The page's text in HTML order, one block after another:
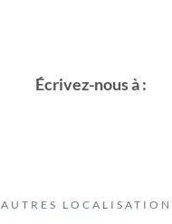
Écrivez-nous à :
AUTRES